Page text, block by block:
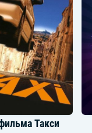
Bieber
Такси